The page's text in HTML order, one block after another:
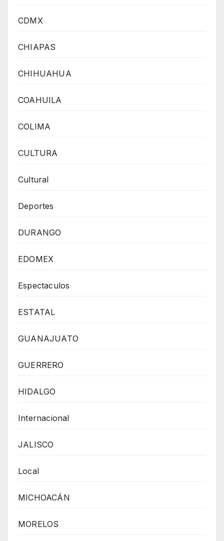
CDMX
CHIAPAS
CHIHUAHUA
COAHUILA
COLIMA
CULTURA
Cultural
Deportes
DURANGO
EDOMEX
Espectaculos
ESTATAL
GUANAJUATO
GUERRERO
HIDALGO
Internacional
JALISCO
Local
MICHOACÁN
MORELOS